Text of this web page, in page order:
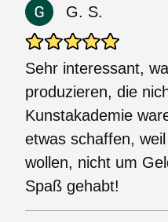
G. S.
Sehr interessant,
produzieren, die
Kunstakademie
etwas schaffen,
wollen, nicht um
Spaß gehabt!